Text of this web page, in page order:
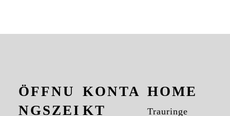
HOME
Trauringe
KONTA
KT
ÖFFNU
NGSZEI